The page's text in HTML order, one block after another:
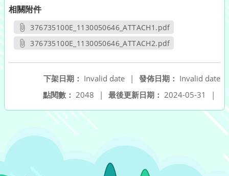
相關附件
376735100E_1130050646_ATTACH1.pdf
另開新視窗
376735100E_1130050646_ATTACH2.pdf
發佈日期： Invalid date
下架日期： Invalid date
|
最後更新日期： 2024-05-31 |
點閱數： 2048 |